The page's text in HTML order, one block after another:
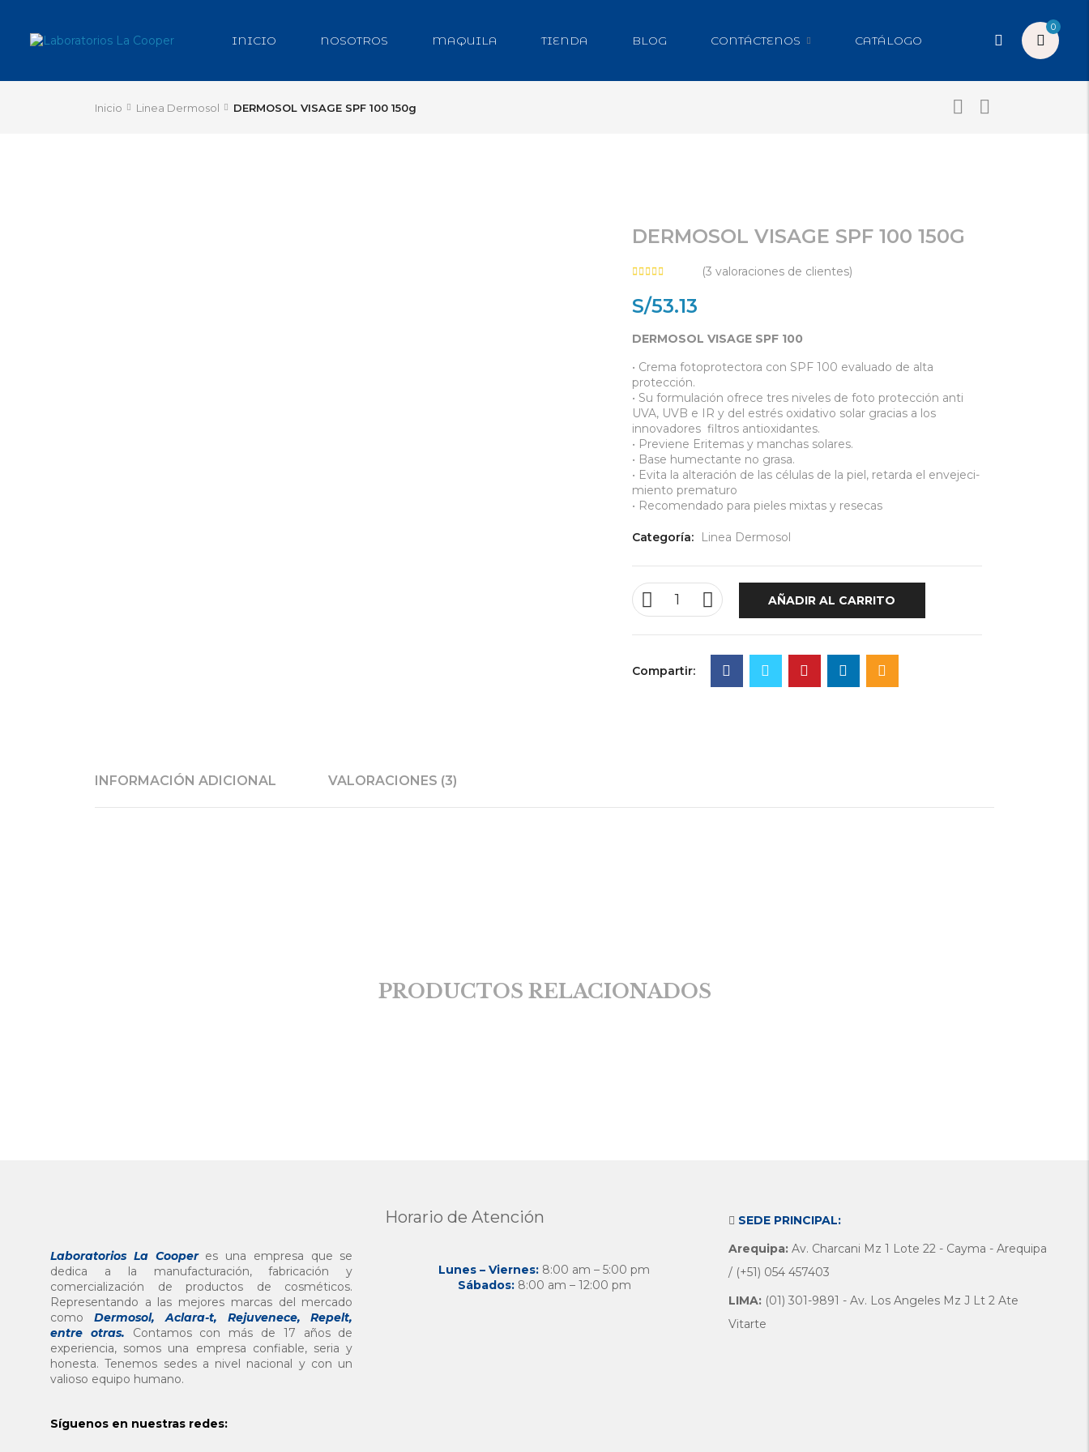
INICIO NOSOTROS MAQUILA TIENDA BLOG CONTÁCTENOS CATÁLOGO
0
Inicio Linea Dermosol DERMOSOL VISAGE SPF 100 150g
DERMOSOL VISAGE SPF 100 150G
(3 valoraciones de clientes)
S/53.13
DERMOSOL VISAGE SPF 100
• Crema fotoprotectora con SPF 100 evaluado de alta
protección.
• Su formulación ofrece tres niveles de foto protección anti
UVA, UVB e IR y del estrés oxidativo solar gracias a los
innovadores filtros antioxidantes.
• Previene Eritemas y manchas solares.
• Base humectante no grasa.
• Evita la alteración de las células de la piel, retarda el envejeci-
miento prematuro
• Recomendado para pieles mixtas y resecas
Categoría: Linea Dermosol
AÑADIR AL CARRITO
Compartir:
INFORMACIÓN ADICIONAL VALORACIONES (3)
PRODUCTOS RELACIONADOS
Laboratorios La Cooperes una empresa que se
dedica a la manufacturación, fabricación y
comercialización de productos de cosméticos.
Representando a las mejores marcas del mercado
como Dermosol, Aclara-t, Rejuvenece, Repelt,
entre otras. Contamos con más de 17 años de
experiencia, somos una empresa confiable, seria y
honesta. Tenemos sedes a nivel nacional y con un
valioso equipo humano.
Síguenos en nuestras redes:
Horario de Atención
Lunes – Viernes: 8:00 am – 5:00 pm
Sábados:8:00 am – 12:00 pm
SEDE PRINCIPAL:
Arequipa:Av. Charcani Mz 1 Lote 22 - Cayma - Arequipa
/ (+51) 054 457403
LIMA:(01) 301-9891 - Av. Los Angeles Mz J Lt 2 Ate
Vitarte